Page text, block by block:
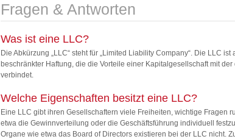
Fragen & Antworten
Was ist eine LLC?
Die Abkürzung „LLC“ steht für „Limited Liability Company“. Die LLC
beschränkter Haftung, die die Vorteile einer Kapitalgesellschaft mit
verbindet.
Welche Eigenschaften besitzt eine LLC?
Eine LLC gibt ihren Gesellschaftern viele Freiheiten, wichtige Fragen
etwa die Gewinnverteilung oder die Geschäftsführung individuell
Organe wie etwa das Board of Directors existieren bei der LLC nicht.